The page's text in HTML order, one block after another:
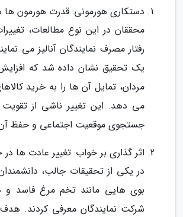
دستکاری هورمونی: قدرت هورمون ها
محققان در این نوع مطالعات،
رفتار مصرف نمایندگان آنالیز می
یک تحقیق نشان داده شد که
مردان، تمایل آن ها را به خرید
می دهد. این تغییر ناشی از تقویت
جستجوی موقعیت اجتماعی و حفظ
اثر گذاری بر خواب: تغییر عادت ها
در یکی از تحقیقات جالب،
بوی هایی مانند تخم مرغ فاسد و
شرکت نمایندگان معرفی کردند. هدف